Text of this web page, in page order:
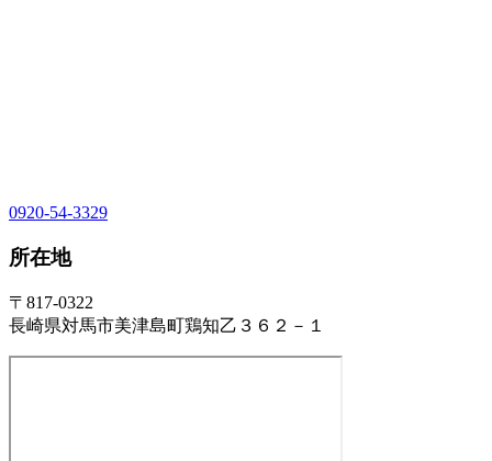
0920-54-3329
所在地
〒817-0322
長崎県対馬市美津島町鶏知乙３６２－１